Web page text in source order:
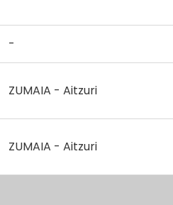
-
ZUMAIA - Aitzuri
ZUMAIA - Aitzuri